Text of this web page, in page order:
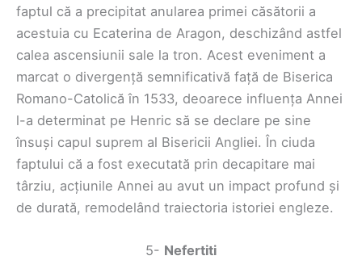
faptul că a precipitat anularea primei căsătorii a
acestuia cu Ecaterina de Aragon, deschizând astfel
calea ascensiunii sale la tron. Acest eveniment a
marcat o divergență semnificativă față de Biserica
Romano-Catolică în 1533, deoarece influența Annei
l-a determinat pe Henric să se declare pe sine
însuși capul suprem al Bisericii Angliei. În ciuda
faptului că a fost executată prin decapitare mai
târziu, acțiunile Annei au avut un impact profund și
de durată, remodelând traiectoria istoriei engleze.
5- Nefertiti